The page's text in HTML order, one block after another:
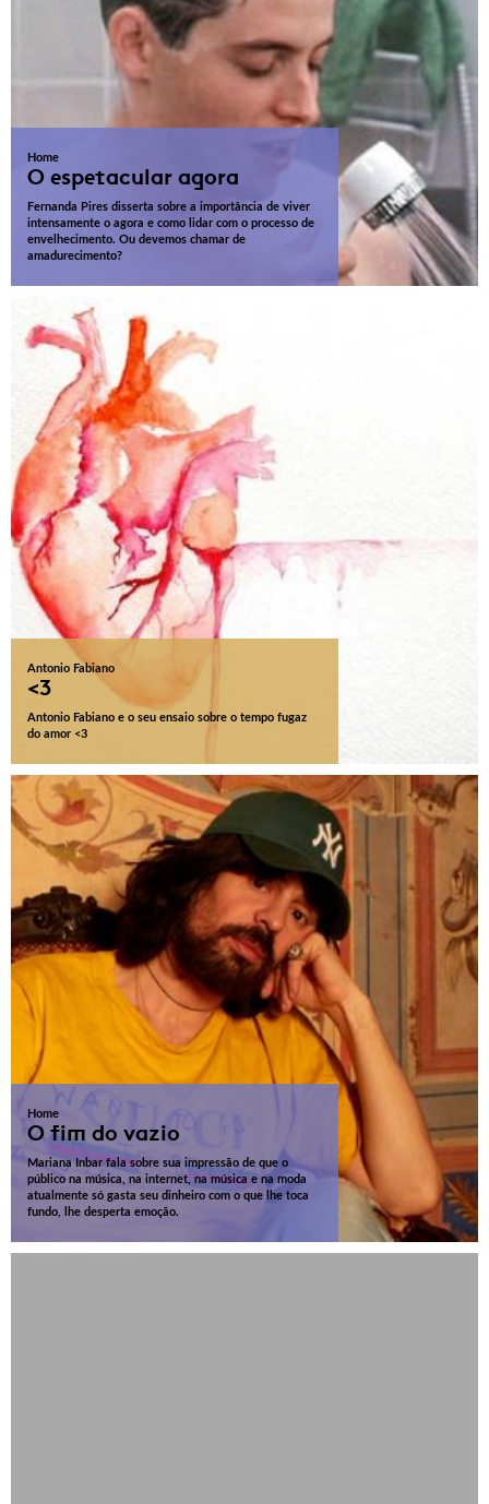
Home
O espetacular agora
Fernanda Pires disserta sobre a importância de viver
intensamente o agora e como lidar com o processo de
envelhecimento. Ou devemos chamar de
amadurecimento?
Antonio Fabiano
<3
Antonio Fabiano e o seu ensaio sobre o tempo fugaz
do amor <3
Home
O fim do vazio
Mariana Inbar fala sobre sua impressão de que o
público na música, na internet, na música e na moda
atualmente só gasta seu dinheiro com o que lhe toca
fundo, lhe desperta emoção.